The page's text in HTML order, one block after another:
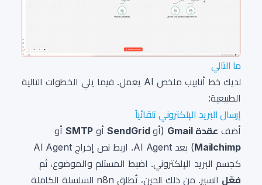
ما التالي
لديك خط أنابيب ملخص AI يعمل. فيما يلي الخطوات التالية
الطبيعية:
إرسال البريد الإلكتروني تلقائياً
أضف عقدة Gmail (أوSendGridأو SMTP أو
Mailchimp
) بعد AI Agent. اربط نص إخراج AI Agent
كجسم البريد الإلكتروني. اضبط المستلم والموضوع، ثم
فعّل
السير. من ذلك الحين، تُطلق n8n السلسلة الكاملة